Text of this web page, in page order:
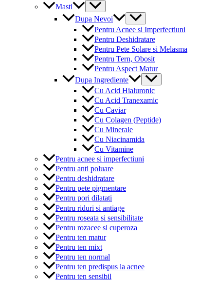
Masti
Menu
Toggle
Dupa Nevoi
Menu
Toggle
Pentru Acnee si Imperfectiuni
Pentru Deshidratare
Pentru Pete Solare si Melasma
Pentru Tern, Obosit
Pentru Aspect Matur
Dupa Ingrediente
Menu
Toggle
Cu Acid Hialuronic
Cu Acid Tranexamic
Cu Caviar
Cu Colagen (Peptide)
Cu Minerale
Cu Niacinamida
Cu Vitamine
Pentru acnee si imperfectiuni
Pentru anti poluare
Pentru deshidratare
Pentru pete pigmentare
Pentru pori dilatati
Pentru riduri si antiage
Pentru roseata si sensibilitate
Pentru rozacee si cuperoza
Pentru ten matur
Pentru ten mixt
Pentru ten normal
Pentru ten predispus la acnee
Pentru ten sensibil